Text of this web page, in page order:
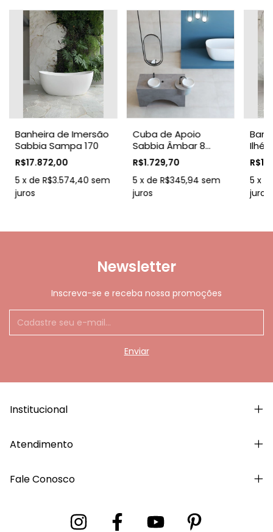
Banheira de Imersão
Sabbia Sampa 170
R$17.872,00
5 x de R$3.574,40 sem
juros
Cuba de Apoio
Sabbia Âmbar 8
Branco Duramatt
R$1.729,70
5 x de R$345,94 sem
juros
5 x
juros
Newsletter
Inscreva-se e receba nossa promoções
Institucional
Atendimento
Fale Conosco